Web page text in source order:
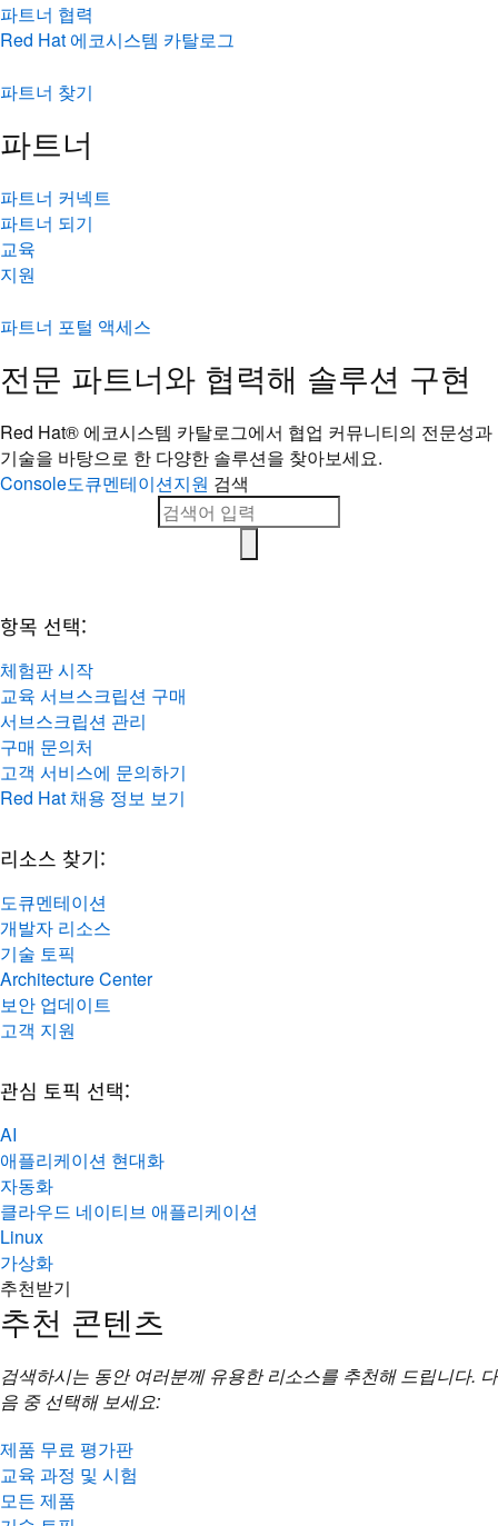
파트너 협력
Red Hat 에코시스템 카탈로그
파트너 찾기
파트너
파트너 커넥트
파트너 되기
교육
지원
파트너 포털 액세스
전문 파트너와 협력해 솔루션 구현
Red Hat® 에코시스템 카탈로그에서 협업 커뮤니티의 전문성과
기술을 바탕으로 한 다양한 솔루션을 찾아보세요.
Console도큐멘테이션지원 검색
항목 선택:
체험판 시작
교육 서브스크립션 구매
서브스크립션 관리
구매 문의처
고객 서비스에 문의하기
Red Hat 채용 정보 보기
리소스 찾기:
도큐멘테이션
개발자 리소스
기술 토픽
Architecture Center
보안 업데이트
고객 지원
관심 토픽 선택:
AI
애플리케이션 현대화
자동화
클라우드 네이티브 애플리케이션
Linux
가상화
추천받기
추천 콘텐츠
검색하시는 동안 여러분께 유용한 리소스를 추천해 드립니다. 다
음 중 선택해 보세요:
제품 무료 평가판
교육 과정 및 시험
모든 제품